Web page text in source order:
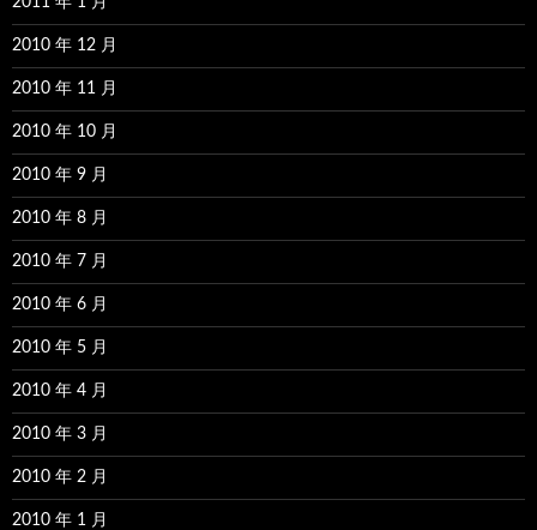
2010 年 12 月
2010 年 11 月
2010 年 10 月
2010 年 9 月
2010 年 8 月
2010 年 7 月
2010 年 6 月
2010 年 5 月
2010 年 4 月
2010 年 3 月
2010 年 2 月
2010 年 1 月